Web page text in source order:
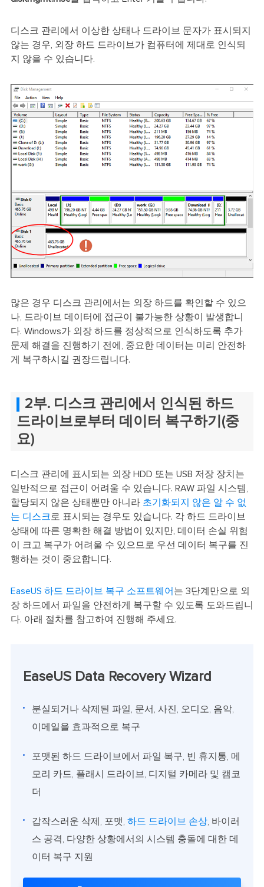
디스크 관리에서 이상한 상태나 드라이브 문자가 표시되지
않는 경우, 외장 하드 드라이브가 컴퓨터에 제대로 인식되
지 않을 수 있습니다.
많은 경우 디스크 관리에서는 외장 하드를 확인할 수 있으
나, 드라이브 데이터에 접근이 불가능한 상황이 발생합니
다. Windows가 외장 하드를 정상적으로 인식하도록 추가
문제 해결을 진행하기 전에, 중요한 데이터는 미리 안전하
게 복구하시길 권장드립니다.
2부. 디스크 관리에서 인식된 하드
드라이브로부터 데이터 복구하기(중
요)
디스크 관리에 표시되는 외장 HDD 또는 USB 저장 장치는
일반적으로 접근이 어려울 수 있습니다. RAW 파일 시스템,
할당되지 않은 상태뿐만 아니라 초기화되지 않은 알 수 없
는 디스크로 표시되는 경우도 있습니다. 각 하드 드라이브
상태에 따른 명확한 해결 방법이 있지만, 데이터 손실 위험
이 크고 복구가 어려울 수 있으므로 우선 데이터 복구를 진
행하는 것이 중요합니다.
EaseUS 하드 드라이브 복구 소프트웨어 는 3단계만으로 외
장 하드에서 파일을 안전하게 복구할 수 있도록 도와드립니
다. 아래 절차를 참고하여 진행해 주세요.
EaseUS Data Recovery Wizard
분실되거나 삭제된 파일, 문서, 사진, 오디오, 음악,
이메일을 효과적으로 복구
포맷된 하드 드라이브에서 파일 복구, 빈 휴지통, 메
모리 카드, 플래시 드라이브, 디지털 카메라 및 캠코
더
갑작스러운 삭제, 포맷, 하드 드라이브 손상, 바이러
스 공격, 다양한 상황에서의 시스템 충돌에 대한 데
이터 복구 지원